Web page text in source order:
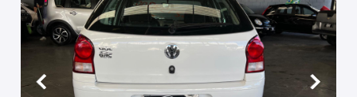
Anterior Próximo